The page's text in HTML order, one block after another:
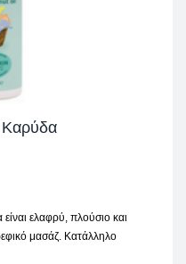
Καρύδα
ελαφρύ, πλούσιο και
μασάζ. Κατάλληλο